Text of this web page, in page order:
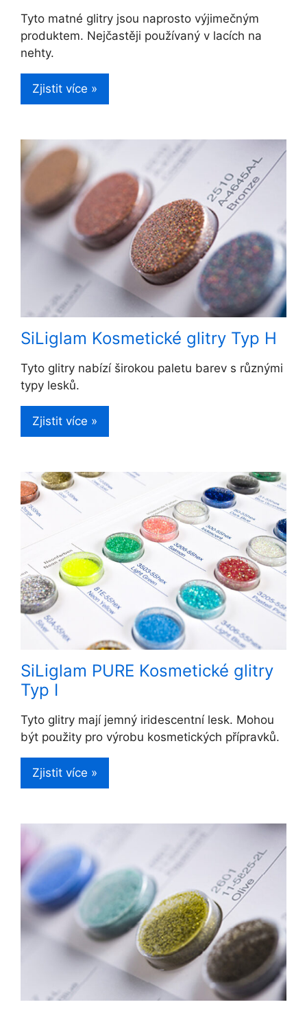
Tyto matné glitry jsou naprosto výjimečným
produktem. Nejčastěji používaný v lacích na
nehty.
Zjistit více »
SiLiglam Kosmetické glitry Typ H
Tyto glitry nabízí širokou paletu barev s různými
typy lesků.
Zjistit více »
SiLiglam PURE Kosmetické glitry
Typ I
Tyto glitry mají jemný iridescentní lesk. Mohou
být použity pro výrobu kosmetických přípravků.
Zjistit více »